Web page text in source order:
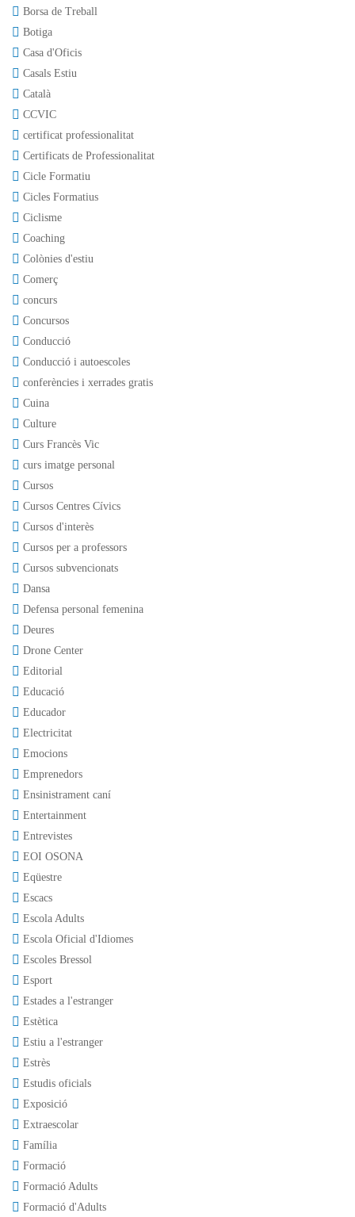
Borsa de Treball
Botiga
Casa d'Oficis
Casals Estiu
Català
CCVIC
certificat professionalitat
Certificats de Professionalitat
Cicle Formatiu
Cicles Formatius
Ciclisme
Coaching
Colònies d'estiu
Comerç
concurs
Concursos
Conducció
Conducció i autoescoles
conferències i xerrades gratis
Cuina
Culture
Curs Francès Vic
curs imatge personal
Cursos
Cursos Centres Cívics
Cursos d'interès
Cursos per a professors
Cursos subvencionats
Dansa
Defensa personal femenina
Deures
Drone Center
Editorial
Educació
Educador
Electricitat
Emocions
Emprenedors
Ensinistrament caní
Entertainment
Entrevistes
EOI OSONA
Eqüestre
Escacs
Escola Adults
Escola Oficial d'Idiomes
Escoles Bressol
Esport
Estades a l'estranger
Estètica
Estiu a l'estranger
Estrès
Estudis oficials
Exposició
Extraescolar
Família
Formació
Formació Adults
Formació d'Adults